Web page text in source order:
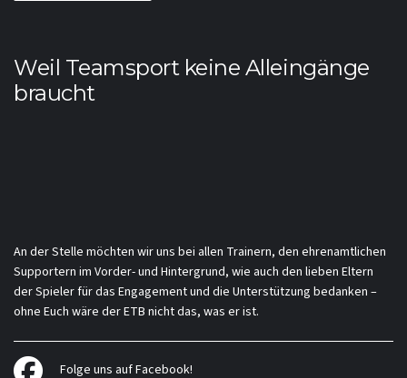
Weil Teamsport keine Alleingänge
braucht
An der Stelle möchten wir uns bei allen Trainern, den ehrenamtlichen
Supportern im Vorder- und Hintergrund, wie auch den lieben Eltern
der Spieler für das Engagement und die Unterstützung bedanken –
ohne Euch wäre der ETB nicht das, was er ist.
Folge uns auf Facebook!